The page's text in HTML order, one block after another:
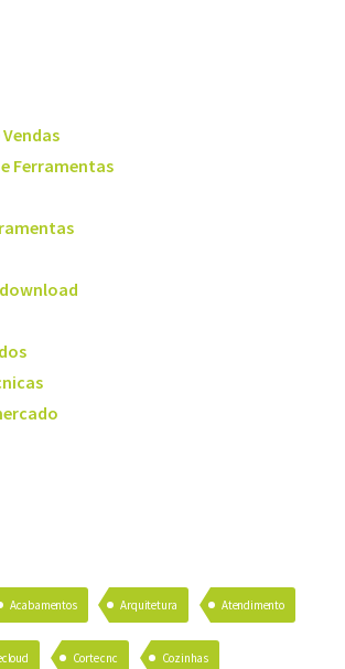
Ferramentas
Acabamentos Arquitetura Atendimento
Corte cnc Cozinhas